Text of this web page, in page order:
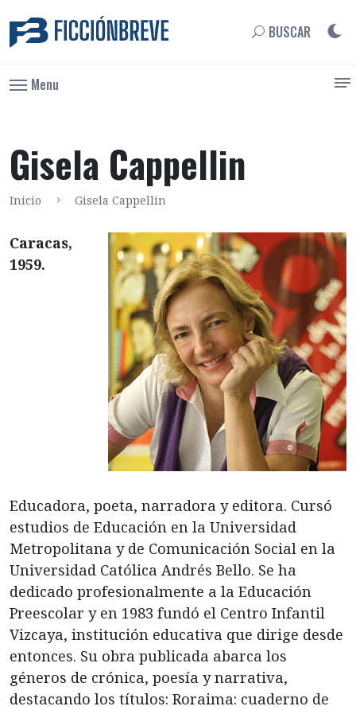
BUSCAR
Menu
Gisela Cappellin
Inicio Gisela Cappellin
Caracas,
1959.
Educadora, poeta, narradora y editora. Cursó
estudios de Educación en la Universidad
Metropolitana y de Comunicación Social en la
Universidad Católica Andrés Bello. Se ha
dedicado profesionalmente a la Educación
Preescolar y en 1983 fundó el Centro Infantil
Vizcaya, institución educativa que dirige desde
entonces. Su obra publicada abarca los
géneros de crónica, poesía y narrativa,
destacando los títulos: Roraima: cuaderno de